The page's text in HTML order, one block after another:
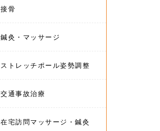
接骨
鍼灸・マッサージ
ストレッチポール姿勢調整
交通事故治療
在宅訪問マッサージ・鍼灸